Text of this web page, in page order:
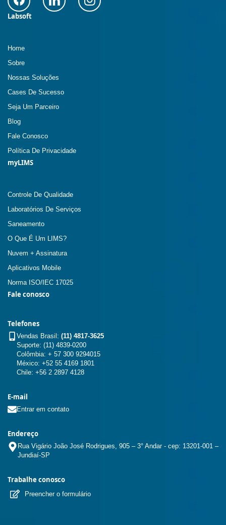
Labsoft
Home
Sobre
Nossas Soluções
Cases De Sucesso
Seja Um Parceiro
Blog
Fale Conosco
Política De Privacidade
myLIMS
Controle De Qualidade
Laboratórios De Serviços
Saneamento
O Que É Um LIMS?
Nuvem + Assinatura
Aplicativos Mobile
Norma ISO/IEC 17025
Fale conosco
Telefones
Vendas Brasil: (11) 4817-3625
Suporte: (11) 4839-0200
Colômbia: + 57 300 9294015
México: +52 55 4169 1801
Chile: +56 2 2897 4128
E-mail
Entrar em contato
Endereço
Rua Vigário João José Rodrigues, 905 – 3° Andar - cep: 13201-001 –
Jundiaí-SP
Trabalhe conosco
Preencher o formulário